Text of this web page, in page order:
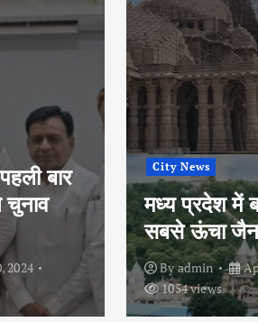
बार
चुनाव
2024
City News
मध्य प्रदेश में
सबसे ऊंचा जैन
Byadmin
1054 views